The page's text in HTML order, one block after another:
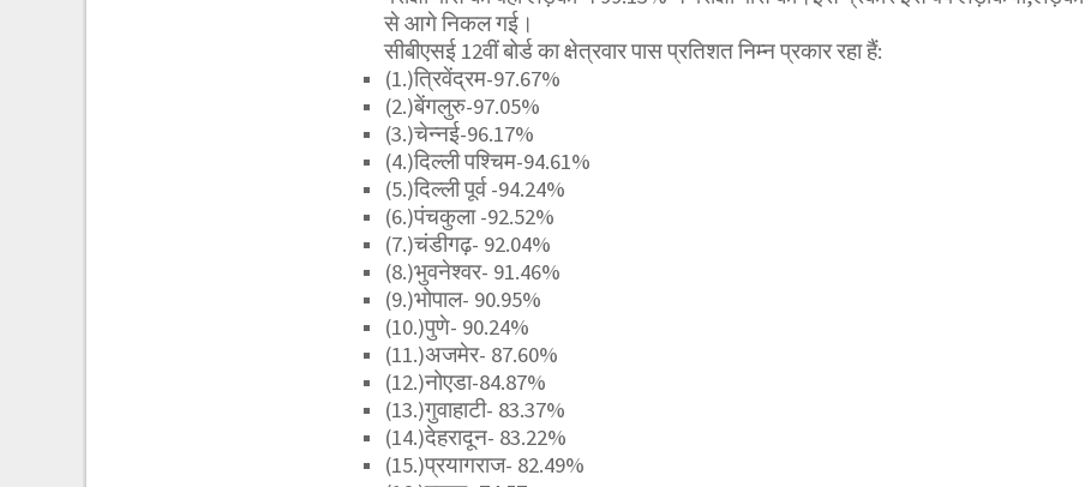
से आगे निकल गई।
सीबीएसई 12वीं बोर्ड का क्षेत्रवार पास प्रतिशत निम्न प्रकार रहा हैं:
(1.)त्रिवेंद्रम-97.67%
(2.)बेंगलुरु-97.05%
(3.)चेन्नई-96.17%
(4.)दिल्ली पश्चिम-94.61%
(5.)दिल्ली पूर्व -94.24%
(6.)पंचकुला -92.52%
(7.)चंडीगढ़- 92.04%
(8.)भुवनेश्वर- 91.46%
(9.)भोपाल- 90.95%
(10.)पुणे- 90.24%
(11.)अजमेर- 87.60%
(12.)नोएडा-84.87%
(13.)गुवाहाटी- 83.37%
(14.)देहरादून- 83.22%
(15.)प्रयागराज- 82.49%